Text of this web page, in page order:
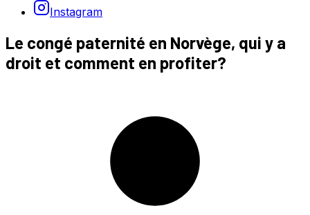
Instagram
Le congé paternité en Norvège, qui y a
droit et comment en profiter?